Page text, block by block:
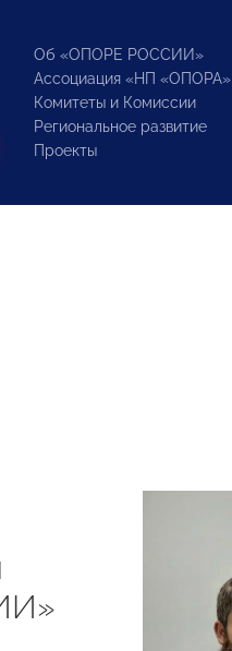
Об «ОПОРЕ РОССИИ»
Ассоциация «НП «ОПОРА»
Комитеты и Комиссии
Региональное развитие
Проекты